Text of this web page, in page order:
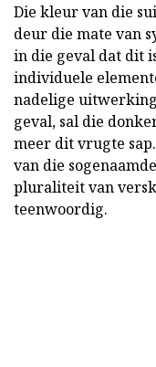
Die kleur van die
deur die mate van
in die geval dat dit
individuele
nadelige
geval, sal die
meer dit vrugte
van die
pluraliteit van
teenwoordig.